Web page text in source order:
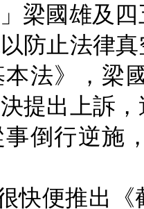
梁國雄及
防止法律
法》，梁
提出上訴
倒行逆施
快便推出